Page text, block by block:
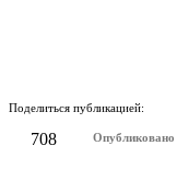
Поделиться публикацией:
708 Опубликовано